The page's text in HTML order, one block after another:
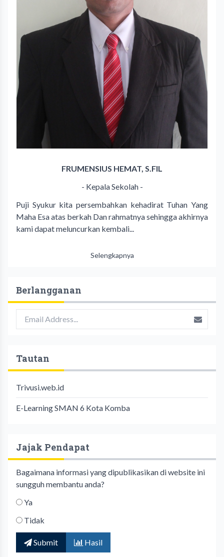
FRUMENSIUS HEMAT, S.FIL
- Kepala Sekolah -
Puji Syukur kita persembahkan kehadirat Tuhan Yang
Maha Esa atas berkah Dan rahmatnya sehingga akhirnya
kami dapat meluncurkan kembali...
Selengkapnya
Berlangganan
Tautan
Trivusi.web.id
E-Learning SMAN 6 Kota Komba
Jajak Pendapat
Bagaimana informasi yang dipublikasikan di website ini
sungguh membantu anda?
Ya
Tidak
Submit Hasil